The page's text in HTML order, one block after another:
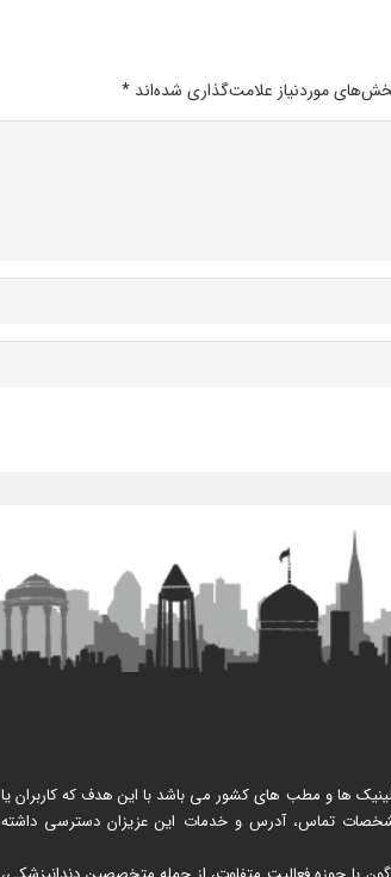
موردنیاز علامت‌گذاری شده‌اند *
ها و مطب های کشور می باشد با این هدف که کاربران یا
مشخصات تماس، آدرس و خدمات این عزیزان دسترسی داشته